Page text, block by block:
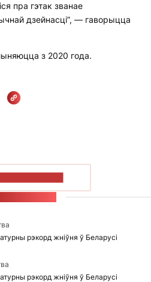
пра гэтак званае
дзейнасці”, — гаворыцца
з 2020 года.
рэкорд жніўня ў Беларусі
рэкорд жніўня ў Беларусі